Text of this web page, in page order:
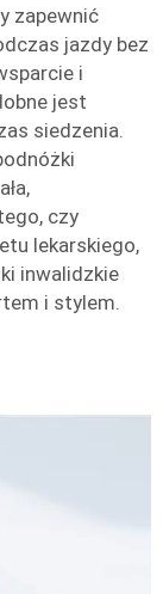
zapewnić
jazdy bez
i
jest
siedzenia.
czy
lekarskiego,
inwalidzkie
i stylem.